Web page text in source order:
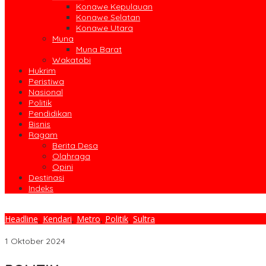
Konawe Kepulauan
Konawe Selatan
Konawe Utara
Muna
Muna Barat
Wakatobi
Hukrim
Peristiwa
Nasional
Politik
Pendidikan
Bisnis
Ragam
Berita Desa
Olahraga
Opini
Destinasi
Indeks
Headline, Kendari, Metro, Politik, Sultra
1 Oktober 2024